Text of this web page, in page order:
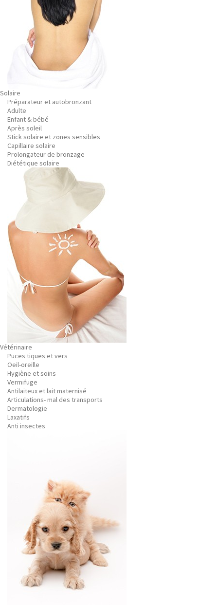
Solaire
Préparateur et autobronzant
Adulte
Enfant & bébé
Après soleil
Stick solaire et zones sensibles
Capillaire solaire
Prolongateur de bronzage
Diététique solaire
Vétérinaire
Puces tiques et vers
Oeil-oreille
Hygiène et soins
Vermifuge
Antilaiteux et lait maternisé
Articulations- mal des transports
Dermatologie
Laxatifs
Anti insectes